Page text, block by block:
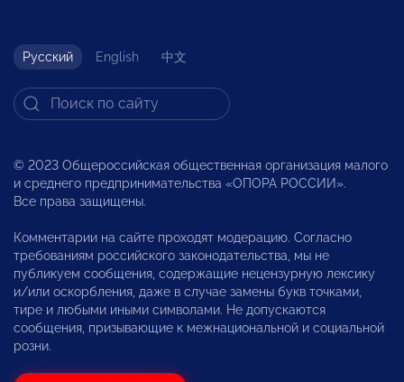
Русский English 中文
© 2023 Общероссийская общественная организация малого
и среднего предпринимательства «ОПОРА РОССИИ».
Все права защищены.
Комментарии на сайте проходят модерацию. Согласно
требованиям российского законодательства, мы не
публикуем сообщения, содержащие нецензурную лексику
и/или оскорбления, даже в случае замены букв точками,
тире и любыми иными символами. Не допускаются
сообщения, призывающие к межнациональной и социальной
розни.